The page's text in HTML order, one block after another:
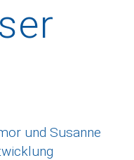
und Susanne